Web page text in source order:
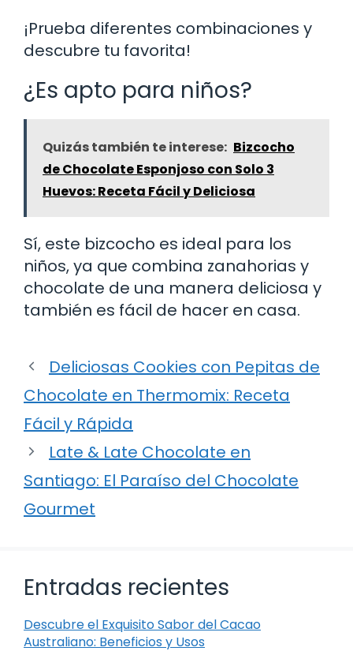
¡Prueba diferentes combinaciones y
descubre tu favorita!
¿Es apto para niños?
Quizás también te interese: Bizcocho
de Chocolate Esponjoso con Solo 3
Huevos: Receta Fácil y Deliciosa
Sí, este bizcocho es ideal para los
niños, ya que combina zanahorias y
chocolate de una manera deliciosa y
también es fácil de hacer en casa.
Deliciosas Cookies con Pepitas de
Chocolate en Thermomix: Receta
Fácil y Rápida
Late & Late Chocolate en
Santiago: El Paraíso del Chocolate
Gourmet
Entradas recientes
Descubre el Exquisito Sabor del Cacao
Australiano: Beneficios y Usos